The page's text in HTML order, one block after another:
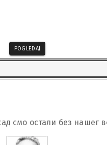
POGLEDAJ
смо остали без нашег